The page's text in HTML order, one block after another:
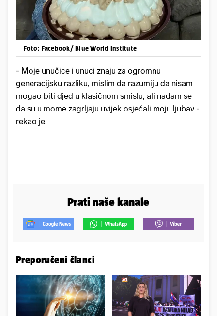
Foto: Facebook/ Blue World Institute
- Moje unučice i unuci znaju za ogromnu
generacijsku razliku, mislim da razumiju da nisam
mogao biti djed u klasičnom smislu, ali nadam se
da su u mome zagrljaju uvijek osjećali moju ljubav -
rekao je.
Prati naše kanale
Preporučeni članci